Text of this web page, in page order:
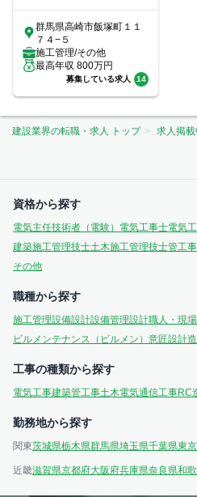
群馬県高崎市飯塚町１１
７４−５
施工管理/その他
最高年収 800万円
募集している求人 14
建設業界の転職・求人 トップ 求人掲
資格から探す
電気主任技術者（電験） 電気工事士電気
建築施工管理技士土木施工管理技士管工
その他
職種から探す
施工管理設備設計設備管理設計職人・現
ビルメンテナンス（ビルメン） 意匠設計
工事の種類から探す
電気工事建築管工事土木電気通信工事RC
勤務地から探す
関東茨城県栃木県群馬県埼玉県千葉県東
近畿滋賀県京都府大阪府兵庫県奈良県和